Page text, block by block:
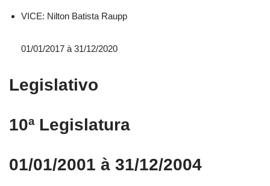
VICE: Nilton Batista Raupp
01/01/2017 à 31/12/2020
Legislativo
10ª Legislatura
01/01/2001 à 31/12/2004